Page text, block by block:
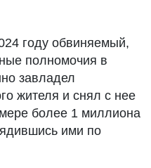
году обвиняемый,
полномочия в
завладел
жителя и снял с нее
более 1 миллиона
ими по